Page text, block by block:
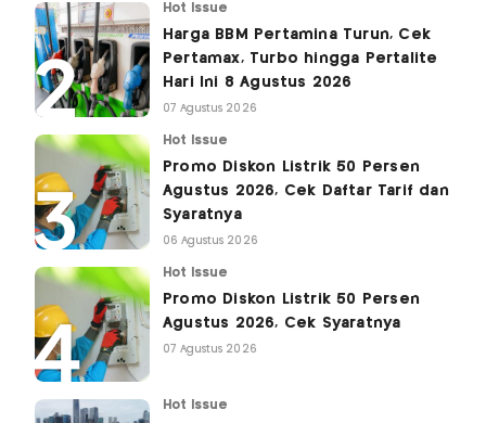
Hot Issue
Harga BBM Pertamina Turun, Cek
Pertamax, Turbo hingga Pertalite
Hari Ini 8 Agustus 2026
07 Agustus 2026
Hot Issue
Promo Diskon Listrik 50 Persen
Agustus 2026, Cek Daftar Tarif dan
Syaratnya
06 Agustus 2026
Hot Issue
Promo Diskon Listrik 50 Persen
Agustus 2026, Cek Syaratnya
07 Agustus 2026
Hot Issue